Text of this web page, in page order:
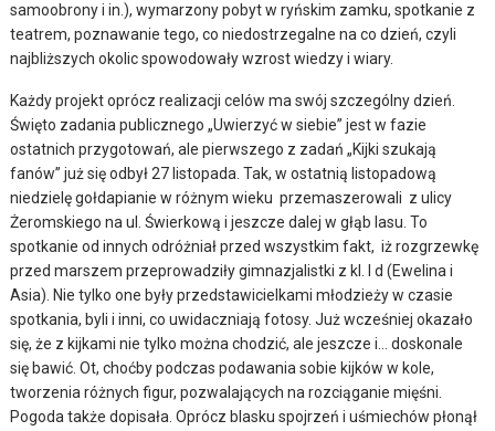
samoobrony i in.), wymarzony pobyt w ryńskim zamku, spotkanie z
teatrem, poznawanie tego, co niedostrzegalne na co dzień, czyli
najbliższych okolic spowodowały wzrost wiedzy i wiary.
Każdy projekt oprócz realizacji celów ma swój szczególny dzień.
Święto zadania publicznego „Uwierzyć w siebie” jest w fazie
ostatnich przygotowań, ale pierwszego z zadań „Kijki szukają
fanów” już się odbył 27 listopada. Tak, w ostatnią listopadową
niedzielę gołdapianie w różnym wieku przemaszerowali z ulicy
Żeromskiego na ul. Świerkową i jeszcze dalej w głąb lasu. To
spotkanie od innych odróżniał przed wszystkim fakt, iż rozgrzewkę
przed marszem przeprowadziły gimnazjalistki z kl. I d (Ewelina i
Asia). Nie tylko one były przedstawicielkami młodzieży w czasie
spotkania, byli i inni, co uwidaczniają fotosy. Już wcześniej okazało
się, że z kijkami nie tylko można chodzić, ale jeszcze i… doskonale
się bawić. Ot, choćby podczas podawania sobie kijków w kole,
tworzenia różnych figur, pozwalających na rozciąganie mięśni.
Pogoda także dopisała. Oprócz blasku spojrzeń i uśmiechów płonął